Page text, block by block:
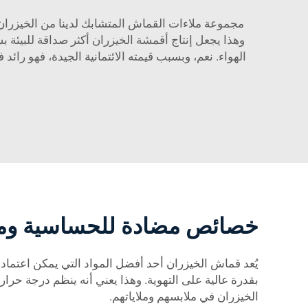
مجموعة ملاءات القماش المتشابك لدينا من
وهذا يجعل إنتاج أقمشة الخيزران أكثر صداقة
خصائص مضادة للحساسية
يُعد قماش الخيزران أحد أفضل المواد التي يمكن
بقدرة عالية على التهوية. وهذا يعني أنه ينظم درجة
الخيزران في ملابسهم وملاياتهم.